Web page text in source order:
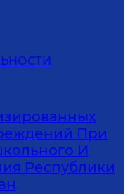
При
И
Республики